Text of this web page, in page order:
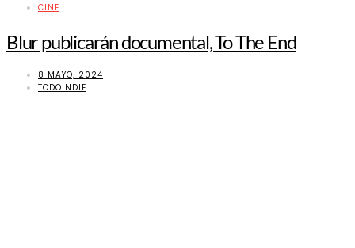
CINE
Blur publicarán documental, To The End
8 MAYO, 2024
TODOINDIE